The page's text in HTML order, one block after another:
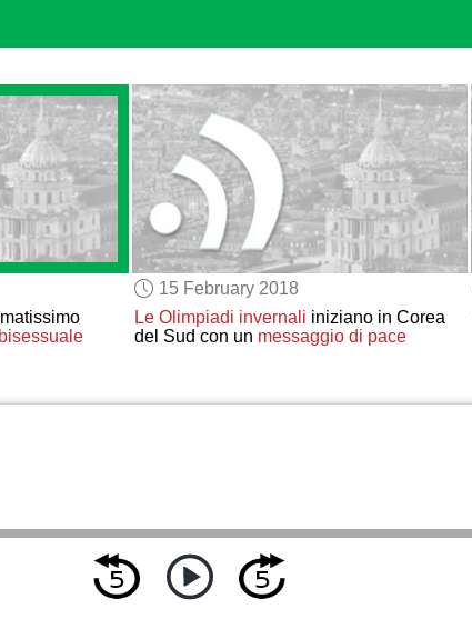
15 February 2018
Le Olimpiadi invernali iniziano in Corea
del Sud con un messaggio di pace